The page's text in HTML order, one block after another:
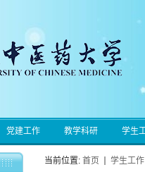
党建工作 教学科研 学生
当前位置: 首页 学生工作